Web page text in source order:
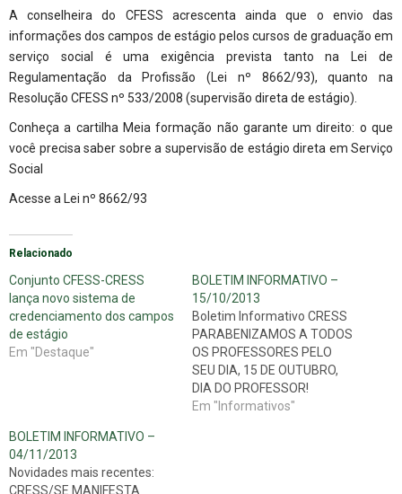
A conselheira do CFESS acrescenta ainda que o envio das
informações dos campos de estágio pelos cursos de graduação em
serviço social é uma exigência prevista tanto na Lei de
Regulamentação da Profissão (Lei nº 8662/93), quanto na
Resolução CFESS nº 533/2008 (supervisão direta de estágio).
Conheça a cartilha Meia formação não garante um direito: o que
você precisa saber sobre a supervisão de estágio direta em Serviço
Social
Acesse a Lei nº 8662/93
Relacionado
Conjunto CFESS-CRESS
lança novo sistema de
credenciamento dos campos
de estágio
Em "Destaque"
BOLETIM INFORMATIVO –
15/10/2013
Boletim Informativo CRESS
PARABENIZAMOS A TODOS
OS PROFESSORES PELO
SEU DIA, 15 DE OUTUBRO,
DIA DO PROFESSOR!
"Enquanto houver
Em "Informativos"
BOLETIM INFORMATIVO –
04/11/2013
Novidades mais recentes:
CRESS/SE MANIFESTA